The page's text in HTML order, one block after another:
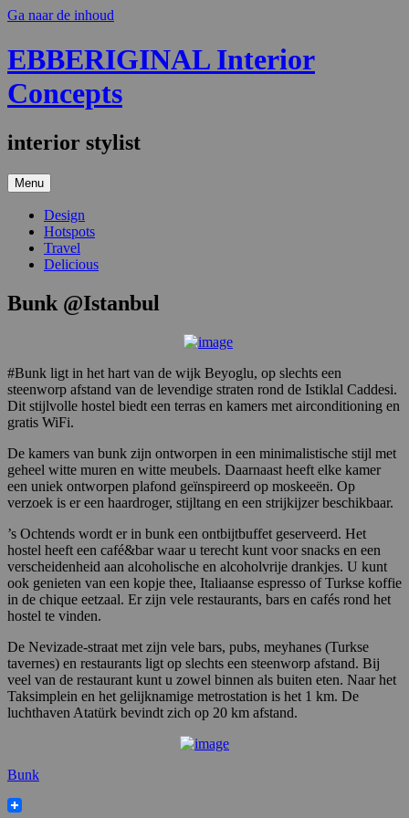
Ga naar de inhoud
EBBERIGINAL Interior
Concepts
interior stylist
Menu
Design
Hotspots
Travel
Delicious
Bunk @Istanbul
#Bunk ligt in het hart van de wijk Beyoglu, op slechts een
steenworp afstand van de levendige straten rond de Istiklal Caddesi.
Dit stijlvolle hostel biedt een terras en kamers met airconditioning en
gratis WiFi.
De kamers van bunk zijn ontworpen in een minimalistische stijl met
geheel witte muren en witte meubels. Daarnaast heeft elke kamer
een uniek ontworpen plafond geïnspireerd op moskeeën. Op
verzoek is er een haardroger, stijltang en een strijkijzer beschikbaar.
’s Ochtends wordt er in bunk een ontbijtbuffet geserveerd. Het
hostel heeft een café&bar waar u terecht kunt voor snacks en een
verscheidenheid aan alcoholische en alcoholvrije drankjes. U kunt
ook genieten van een kopje thee, Italiaanse espresso of Turkse koffie
in de chique eetzaal. Er zijn vele restaurants, bars en cafés rond het
hostel te vinden.
De Nevizade-straat met zijn vele bars, pubs, meyhanes (Turkse
tavernes) en restaurants ligt op slechts een steenworp afstand. Bij
veel van de restaurant kunt u zowel binnen als buiten eten. Naar het
Taksimplein en het gelijknamige metrostation is het 1 km. De
luchthaven Atatürk bevindt zich op 20 km afstand.
Bunk